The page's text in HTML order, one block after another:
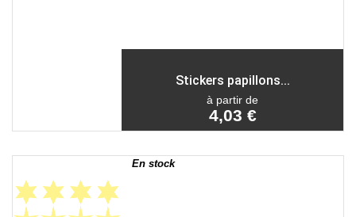
Stickers papillons...
à partir de
4,03 €
En stock